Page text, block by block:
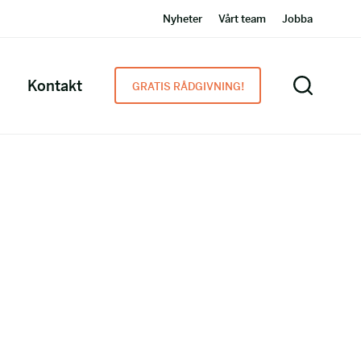
Nyheter Vårt team Jobba
Kontakt GRATIS RÅDGIVNING!